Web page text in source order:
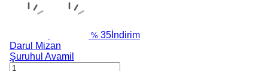
% 35 İndirim
Darul Mizan
Şuruhul Avamil